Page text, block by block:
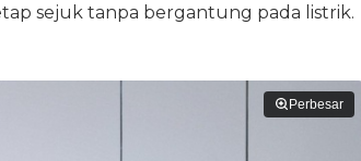
sejuk tanpa bergantung pada listrik.
Perbesar